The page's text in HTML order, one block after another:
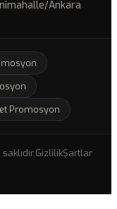
Ankara
Promosyon
GizlilikŞartlar